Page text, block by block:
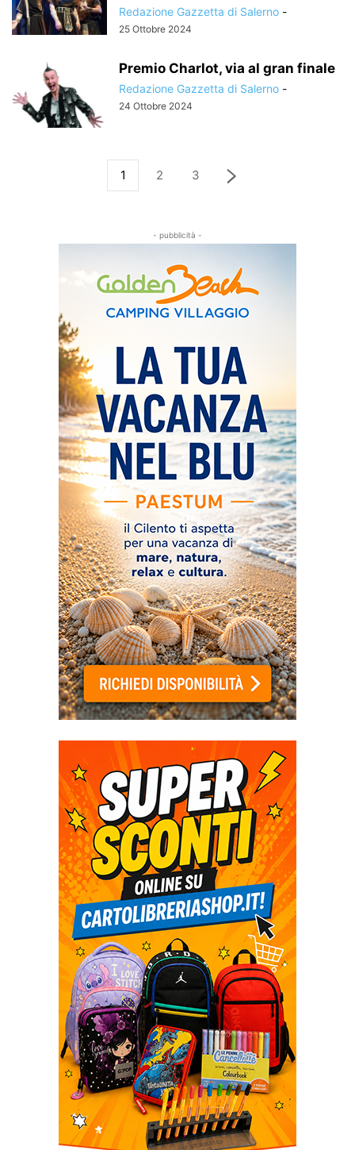
Redazione Gazzetta di Salerno -
25 Ottobre 2024
Premio Charlot, via al gran finale
Redazione Gazzetta di Salerno -
24 Ottobre 2024
1 2 3
- pubblicità -